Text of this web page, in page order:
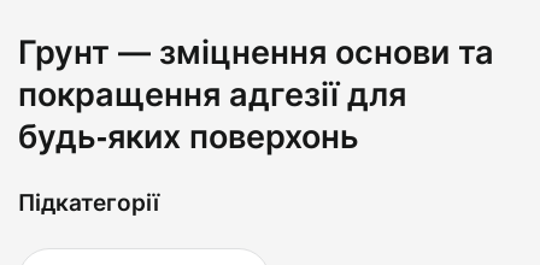
Грунт — зміцнення основи та
покращення адгезії для
будь‑яких поверхонь
Підкатегорії